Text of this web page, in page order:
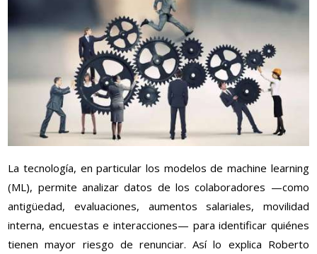
La tecnología, en particular los modelos de machine learning
(ML), permite analizar datos de los colaboradores —como
antigüedad, evaluaciones, aumentos salariales, movilidad
interna, encuestas e interacciones— para identificar quiénes
tienen mayor riesgo de renunciar. Así lo explica Roberto